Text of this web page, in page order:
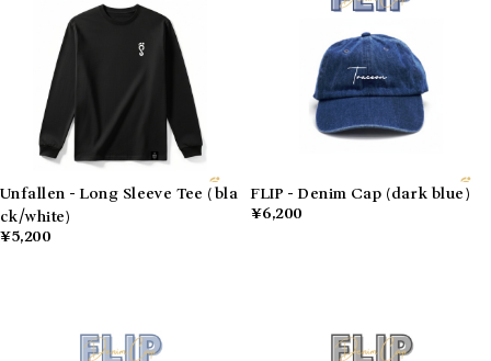
Unfallen - Long Sleeve Tee (bla
ck/white)
¥5,200
FLIP - Denim Cap (dark blue)
¥6,200